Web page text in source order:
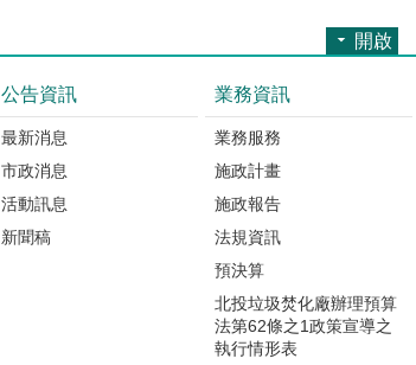
開啟
公告資訊
最新消息
市政消息
活動訊息
新聞稿
業務資訊
業務服務
施政計畫
施政報告
法規資訊
預決算
北投垃圾焚化廠辦理預算
法第62條之1政策宣導之
執行情形表